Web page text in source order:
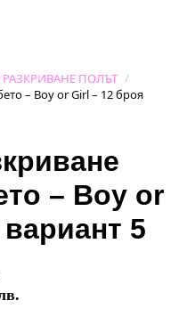
ПОЛЪТ
– Boy or Girl – 12 броя
– Boy or
5